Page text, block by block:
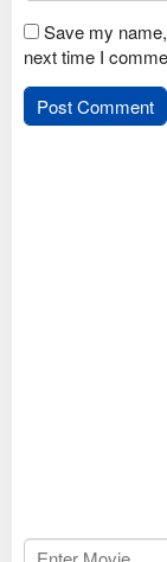
Save my
next time I